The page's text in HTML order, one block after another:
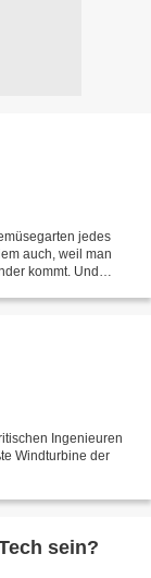
jedes
auch, weil man
kommt. Und
Ingenieuren
Windturbine der
sein?